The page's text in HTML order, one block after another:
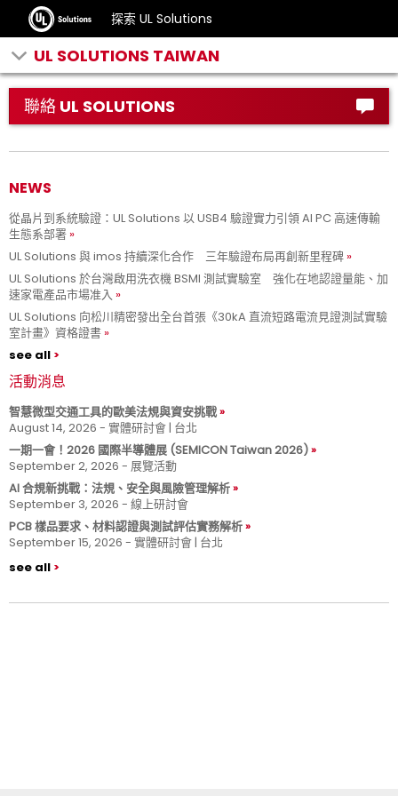
探索 UL Solutions
UL SOLUTIONS TAIWAN
聯絡 UL SOLUTIONS
NEWS
從晶片到系統驗證：UL Solutions 以 USB4 驗證實力引領 AI PC 高速傳輸
生態系部署
UL Solutions 與 imos 持續深化合作 三年驗證布局再創新里程碑
UL Solutions 於台灣啟用洗衣機 BSMI 測試實驗室 強化在地認證量能、加
速家電產品市場准入
UL Solutions 向松川精密發出全台首張《30kA 直流短路電流見證測試實驗
室計畫》資格證書
see all
活動消息
智慧微型交通工具的歐美法規與資安挑戰
August 14, 2026 - 實體研討會 | 台北
一期一會！2026 國際半導體展 (SEMICON Taiwan 2026)
September 2, 2026 - 展覽活動
AI 合規新挑戰：法規、安全與風險管理解析
September 3, 2026 - 線上研討會
PCB 樣品要求、材料認證與測試評估實務解析
September 15, 2026 - 實體研討會 | 台北
see all